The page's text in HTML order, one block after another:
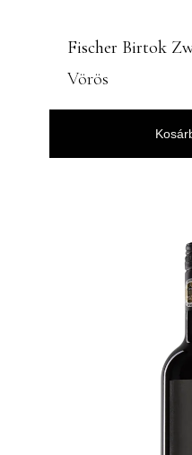
Fischer Birtok
Vörös